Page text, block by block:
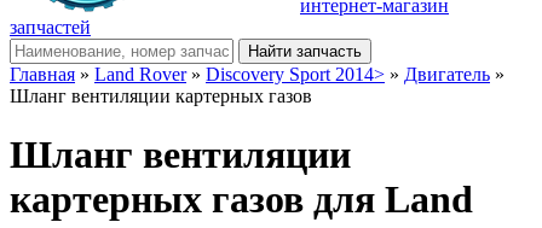
интернет-магазин
запчастей
Главная » Land Rover» Discovery Sport 2014> » Двигатель »
Шланг вентиляции картерных газов
Шланг вентиляции
картерных газов для Land